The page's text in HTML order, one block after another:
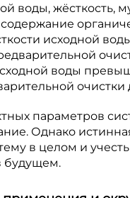
воды, жёсткость,
исходной
воды
параметров
Однако
в целом и
будущем.